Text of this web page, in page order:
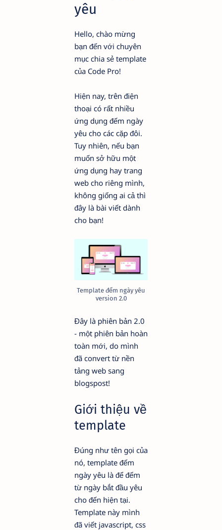
yêu
Hello, chào mừng
bạn đến với chuyên
mục chia sẻ template
của Code Pro!
Hiện nay, trên điện
thoại có rất nhiều
ứng dụng đếm ngày
yêu cho các cặp đôi.
Tuy nhiên, nếu bạn
muốn sở hữu một
ứng dụng hay trang
web cho riêng mình,
không giống ai cả thì
đây là bài viết dành
cho bạn!
Template đếm ngày yêu
version 2.0
Đây là phiên bản 2.0
- một phiên bản hoàn
toàn mới, do mình
đã convert từ nền
tảng web sang
blogspost!
Giới thiệu về
template
Đúng như tên gọi của
nó, template đếm
ngày yêu là để đếm
từ ngày bắt đầu yêu
cho đến hiện tại.
Template này mình
đã viết javascript, css